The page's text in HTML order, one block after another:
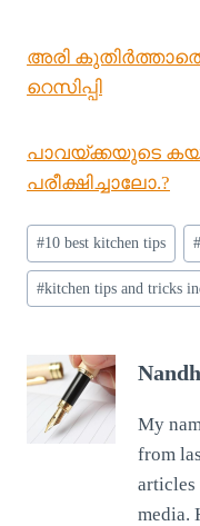
അരി
റെസിപ്പി
പാവയ്ക്കയുടെ
പരീക്ഷിച്ചാലോ.?
Post
Tags:
#10 best kitchen tips
#kitchen tips and tricks
My
from
articles
media.